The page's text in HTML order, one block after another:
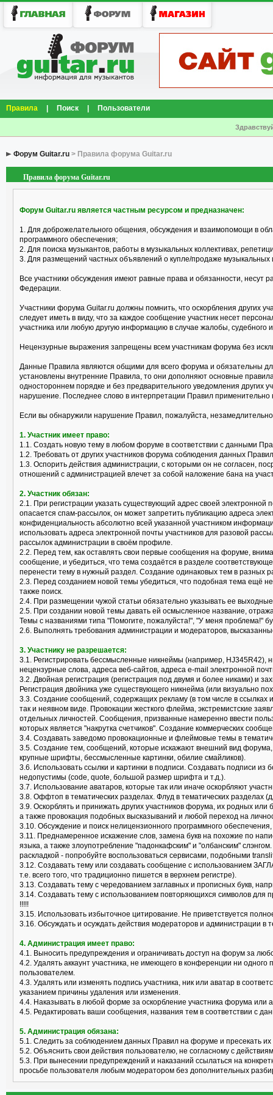
Правила Поиск Пользователи
Форум Guitar.ru > Правила форума Guitar.ru
Правила форума Guitar.ru
Форум Guitar.ru является частным ресурсом и предназначен:
1. Для доброжелательного общения, обсуждения и взаимопомощи в
программного обеспечения;
2. Для поиска музыкантов, работы в музыкальных коллективах,
3. Для размещений частных объявлений о купле/продаже музыкальных
Все участники обсуждения имеют равные права и обязанности, несут
Федерации.
Участники форума Guitar.ru должны помнить, что оскорбления других
следует иметь в виду, что за каждое сообщение участник несет
участника или любую другую информацию в случае жалобы, судебного
Нецензурные выражения запрещены всем участникам форума без
Данные Правила являются общими для всего форума и обязательны
установлены внутренние Правила, то они дополняют основные
одностороннем порядке и без предварительного уведомления других
нарушение. Последнее слово в интерпретации Правил
Если вы обнаружили нарушение Правил, пожалуйста,
1. Участник имеет право:
1.1. Создать новую тему в любом форуме в соответствии с данными
1.2. Требовать от других участников форума соблюдения данных
1.3. Оспорить действия администрации, с которыми он не согласен,
отношений с администрацией влечет за собой наложение бана на
2. Участник обязан:
2.1. При регистрации указать существующий адрес своей электронной
опасается спам-рассылок, он может запретить публикацию адреса
конфиденциальность абсолютно всей указанной участником
использовать адреса электронной почты участников для разовой
рассылок администрации в своём профиле.
2.2. Перед тем, как оставлять свои первые сообщения на форуме,
сообщение, и убедиться, что тема создаётся в разделе
перенести тему в нужный раздел. Создание одинаковых тем в разных
2.3. Перед созданием новой темы убедиться, что подобная тема ещё
также поиск.
2.4. При размещении чужой статьи обязательно указывать ее
2.5. При создании новой темы давать ей осмысленное название,
Темы с названиями типа "Помогите, пожалуйста!", "У меня проблема!"
2.6. Выполнять требования администрации и модераторов,
3. Участнику не разрешается:
3.1. Регистрировать бессмысленные никнеймы (например,
нецензурные слова, адреса веб-сайтов, адреса e-mail электронной
3.2. Двойная регистрация (регистрация под двумя и более никами) и
Регистрация двойника уже существующего никнейма (или визуально
3.3. Создание сообщений, содержащих рекламу (в том числе в
так и неявном виде. Провокации жесткого флейма, экстремистские
отдельных личностей. Сообщения, призванные намеренно ввести
которых является "накрутка счетчиков". Создание коммерческих
3.4. Создавать заведомо провокационные и флеймовые темы в
3.5. Создание тем, сообщений, которые искажают внешний вид
крупные шрифты, бессмысленные картинки, обилие смайликов).
3.6. Использовать ссылки и картинки в подписи. Создавать подписи
недопустимы (code, quote, большой размер шрифта и т.д.).
3.7. Использование аватаров, которые так или иначе оскорбляют
3.8. Оффтоп в тематических разделах. Флуд в тематических разделах
3.9. Оскорблять и принижать других участников форума, их родных
а также провокация подобных высказываний и любой переход на
3.10. Обсуждение и поиск нелицензионного программного
3.11. Преднамеренное искажение слов, замена букв на похожие по
языка, а также злоупотребление "падонкафским" и "олбанским"
раскладкой - попробуйте воспользоваться сервисами, подобными
3.12. Создавать тему или создавать сообщение с использованием
т.е. всего того, что традиционно пишется в верхнем регистре).
3.13. Создавать тему с чередованием заглавных и прописных букв,
3.14. Создавать тему с использованием повторяющихся символов для
!!!!!
3.15. Использовать избыточное цитирование. Не приветствуется
3.16. Обсуждать и осуждать действия модераторов и администрации в
4. Администрация имеет право:
4.1. Выносить предупреждения и ограничивать доступ на форум за
4.2. Удалять аккаунт участника, не имеющего в конференции ни
пользователем.
4.3. Удалять или изменять подпись участника, ник или аватар в
указанием причины удаления или изменения.
4.4. Наказывать в любой форме за оскорбление участника форума или
4.5. Редактировать ваши сообщения, названия тем в соответствии с
5. Администрация обязана:
5.1. Следить за соблюдением данных Правил на форуме и пресекать
5.2. Объяснить свои действия пользователю, не согласному с
5.3. При вынесении предупреждений и наказаний ссылаться на
просьбе пользователя любым модератором без дополнительных